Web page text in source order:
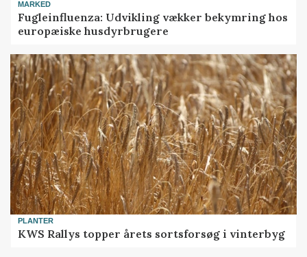
MARKED
Fugleinfluenza: Udvikling vækker bekymring hos
europæiske husdyrbrugere
PLANTER
KWS Rallys topper årets sortsforsøg i vinterbyg